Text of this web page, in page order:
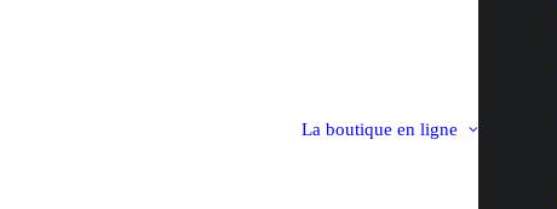
La boutique en ligne